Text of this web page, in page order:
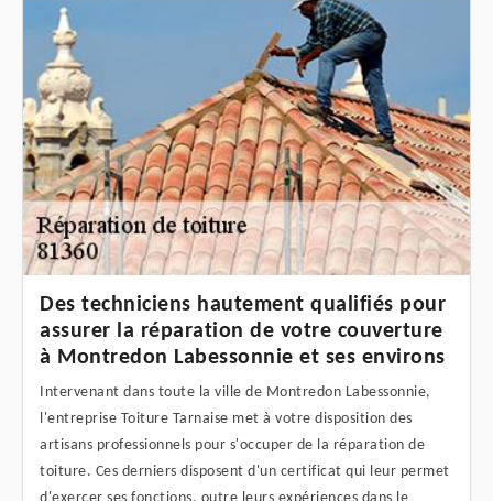
Des techniciens hautement qualifiés pour
assurer la réparation de votre couverture
à Montredon Labessonnie et ses environs
Intervenant dans toute la ville de Montredon Labessonnie,
l'entreprise Toiture Tarnaise met à votre disposition des
artisans professionnels pour s'occuper de la réparation de
toiture. Ces derniers disposent d'un certificat qui leur permet